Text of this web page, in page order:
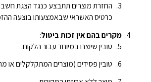
החזרת מוצרים תתבצע כנגד הצגת
כרטיס האשראי שבאמצעותו בוצעה
מקרים בהם אין זכות ביטול:
טובין שיוצרו במיוחד עבור הלקוח.
טובין פסידים (מוצרים המתקלקלים או